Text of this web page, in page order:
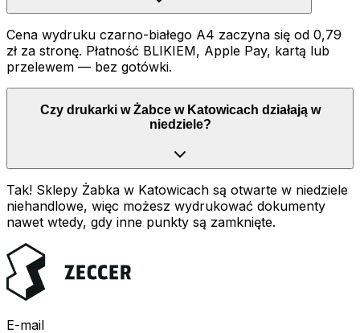
Cena wydruku czarno-białego A4 zaczyna się od 0,79
zł za stronę. Płatność BLIKIEM, Apple Pay, kartą lub
przelewem — bez gotówki.
Czy drukarki w Żabce w Katowicach działają w
niedziele?
Tak! Sklepy Żabka w Katowicach są otwarte w niedziele
niehandlowe, więc możesz wydrukować dokumenty
nawet wtedy, gdy inne punkty są zamknięte.
E-mail